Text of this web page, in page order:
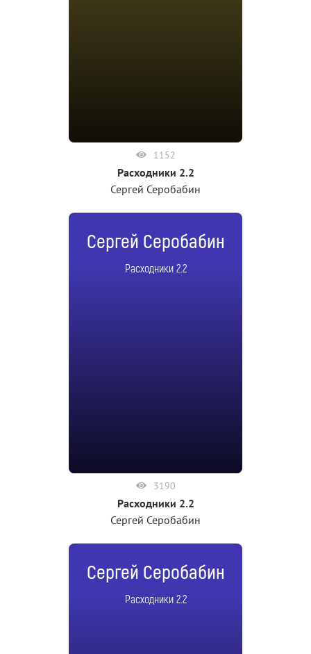
1152
Расходники 2.2
Сергей Серобабин
Сергей Серобабин
Расходники 2.2
3190
Расходники 2.2
Сергей Серобабин
Сергей Серобабин
Расходники 2.2